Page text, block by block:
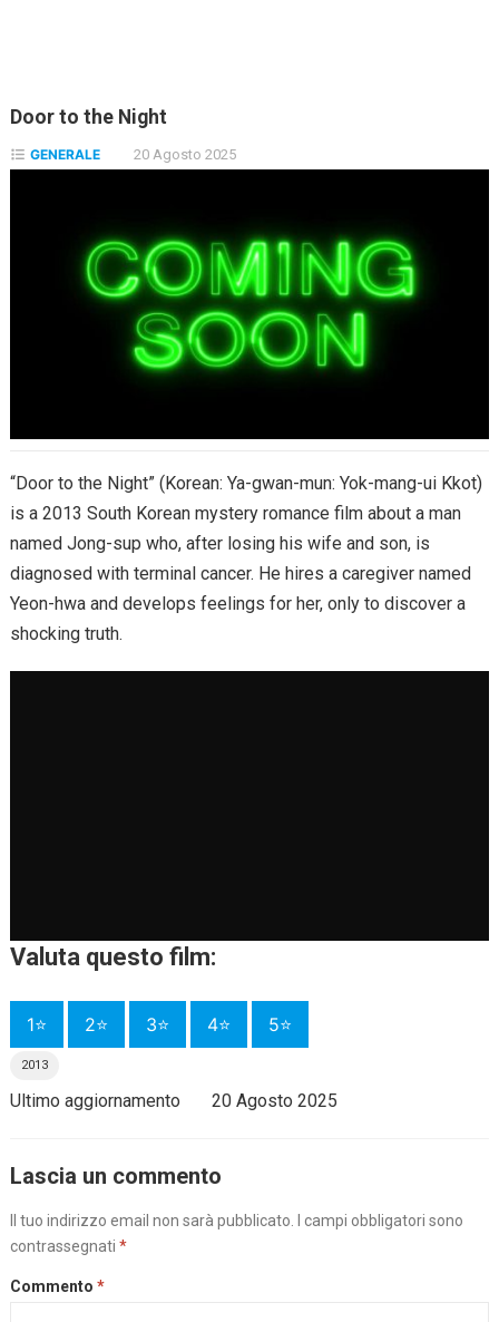
Door to the Night
GENERALE 20 Agosto 2025
“Door to the Night” (Korean: Ya-gwan-mun: Yok-mang-ui Kkot)
is a 2013 South Korean mystery romance film about a man
named Jong-sup who, after losing his wife and son, is
diagnosed with terminal cancer. He hires a caregiver named
Yeon-hwa and develops feelings for her, only to discover a
shocking truth.
Valuta questo film:
1⭐ 2⭐ 3⭐ 4⭐ 5⭐
2013
Ultimo aggiornamento 20 Agosto 2025
Lascia un commento
Il tuo indirizzo email non sarà pubblicato.
I campi obbligatori sono
contrassegnati *
Commento *